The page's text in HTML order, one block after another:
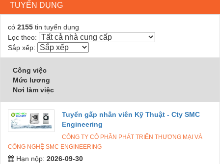
TUYỂN DỤNG
có 2155 tin tuyển dụng
Lọc theo:
Sắp xếp:
Công việc
Mức lương
Nơi làm việc
Tuyển gấp nhân viên Kỹ Thuật - Cty SMC
Engineering
CÔNG TY CÔ PHẦN PHÁT TRIỂN THƯƠNG MẠI VÀ
CÔNG NGHỆ SMC ENGINEERING
Hạn nộp: 2026-09-30